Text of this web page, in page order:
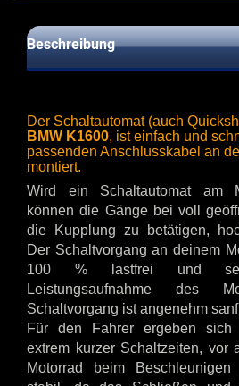
Beschreibung
Der Schaltautomat (auch
BMW K1600, ist einfach und
passenden Anschlusskabel an
montiert.
Wird ein Schaltautomat am
können die Gänge bei voll
die Kupplung zu betätigen,
Der Schaltvorgang an deinem
100 % lastfrei und
Leistungsaufnahme des
Schaltvorgang ist angenehm
Für den Fahrer ergeben
extrem kurzer Schaltzeiten, vor
Motorrad beim